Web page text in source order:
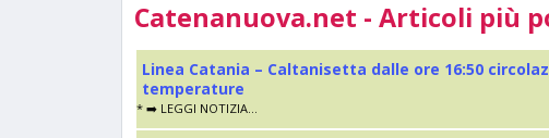
Catenanuova.net - Articoli più
Linea Catania – Caltanisetta dalle ore 16:50
temperature
* ➡️ LEGGI NOTIZIA...